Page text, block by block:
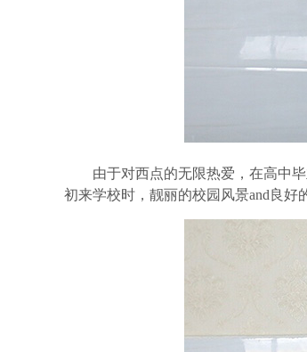
由于对西点的无限热爱，在高中
初来学校时，靓丽的校园风景and良好